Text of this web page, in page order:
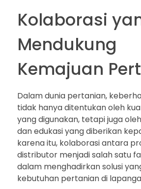
Kolaborasi
Mendukung
Kemajuan
Dalam dunia pertanian,
tidak hanya ditentukan oleh
yang digunakan, tetapi juga
dan edukasi yang diberikan
karena itu, kolaborasi antara
distributor menjadi salah satu
dalam menghadirkan solusi
kebutuhan pertanian di